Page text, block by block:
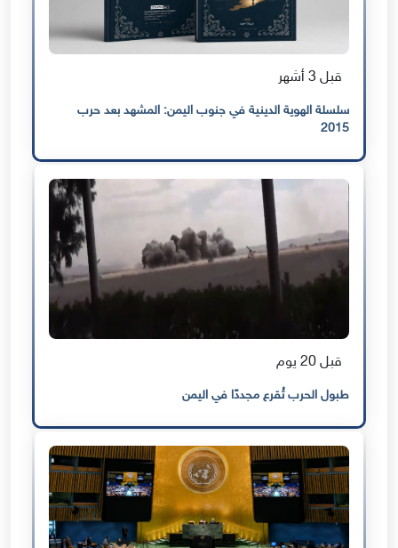
قبل 3 أشهر
سلسلة الهوية الدينية في جنوب اليمن: المشهد بعد حرب
2015
قبل 20 يوم
طبول الحرب تُقرع مجددًا في اليمن